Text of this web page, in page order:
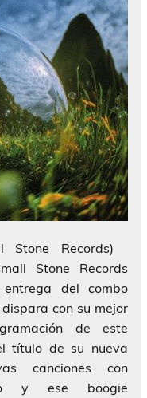
Stone Records)
Stone Records
del combo
con su mejor
de este
título de su nueva
canciones con
y ese boogie